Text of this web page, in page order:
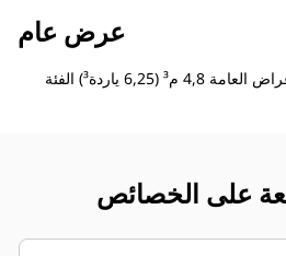
عرض عام
على الخصائص